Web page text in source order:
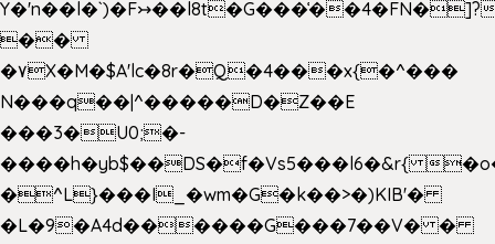
Y�'n��l�`)�F↣��l8t�G���͑��4�FN�]?
��
�۷X�M�$A'lc�8r�Q�4���x{�^���
N���q��|^�����D�Z��E
���3�U0;�-
����h�yb$��DS�f�Vs5���l6�&r{
�^L}���I_�wm�G�k��>�)KIB'�
�L�9�A4d������G���7��V� �